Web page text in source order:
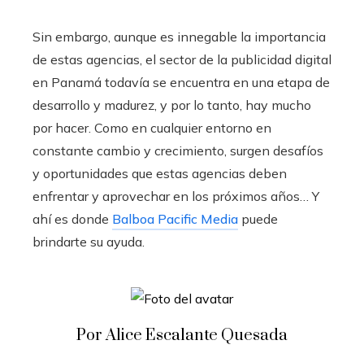
Sin embargo, aunque es innegable la importancia
de estas agencias, el sector de la publicidad digital
en Panamá todavía se encuentra en una etapa de
desarrollo y madurez, y por lo tanto, hay mucho
por hacer. Como en cualquier entorno en
constante cambio y crecimiento, surgen desafíos
y oportunidades que estas agencias deben
enfrentar y aprovechar en los próximos años… Y
ahí es donde Balboa Pacific Media puede
brindarte su ayuda.
Por Alice Escalante Quesada